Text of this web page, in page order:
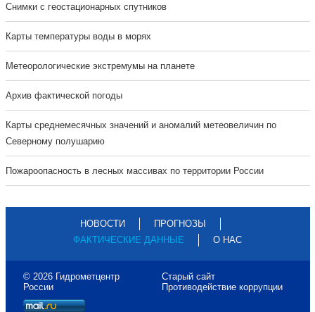
Cнимки с геостационарных спутников
Карты температуры воды в морях
Метеорологические экстремумы на планете
Архив фактической погоды
Карты среднемесячных значений и аномалий метеовеличин по
Северному полушарию
Пожароопасность в лесных массивах по территории России
НОВОСТИ
ПРОГНОЗЫ
ФАКТИЧЕСКИЕ ДАННЫЕ
О НАС
© 2026 Гидрометцентр
России
Старый сайт
Противодействие коррупции